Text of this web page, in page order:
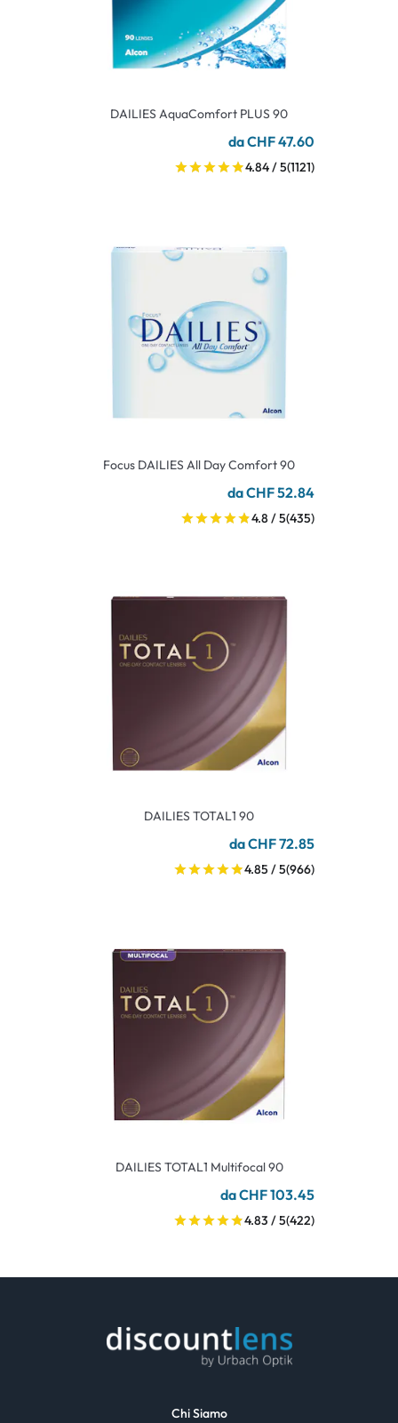
DAILIES AquaComfort PLUS 90
da CHF 47.60
4.84 / 5(1121)
Focus DAILIES All Day Comfort 90
da CHF 52.84
4.8 / 5(435)
DAILIES TOTAL1 90
da CHF 72.85
4.85 / 5(966)
DAILIES TOTAL1 Multifocal 90
da CHF 103.45
4.83 / 5(422)
Chi Siamo